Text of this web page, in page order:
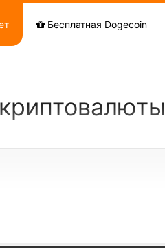
Бесплатная Dogecoin